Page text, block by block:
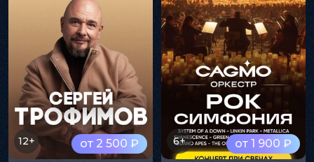
от 2 500 ₽
12+ от 1 900 ₽
6+